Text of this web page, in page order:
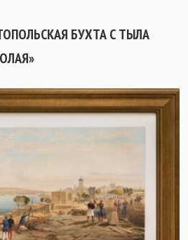
БУХТА С ТЫЛА